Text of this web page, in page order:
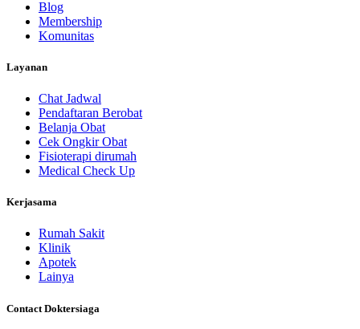
Blog
Membership
Komunitas
Layanan
Chat Jadwal
Pendaftaran Berobat
Belanja Obat
Cek Ongkir Obat
Fisioterapi dirumah
Medical Check Up
Kerjasama
Rumah Sakit
Klinik
Apotek
Lainya
Contact Doktersiaga